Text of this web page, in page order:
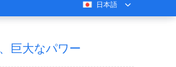
日本語
巨大なパワー